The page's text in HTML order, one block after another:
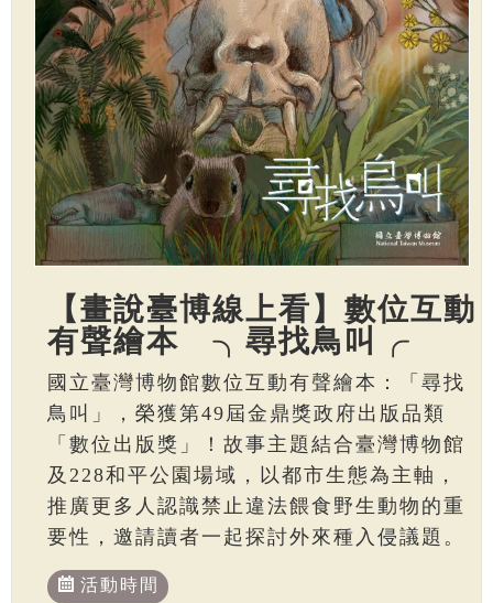
【畫說臺博線上看】數位互動
有聲繪本 ╮尋找鳥叫╭
國立臺灣博物館數位互動有聲繪本：「尋找
鳥叫」，榮獲第49屆金鼎獎政府出版品類
「數位出版獎」！故事主題結合臺灣博物館
及228和平公園場域，以都市生態為主軸，
推廣更多人認識禁止違法餵食野生動物的重
要性，邀請讀者一起探討外來種入侵議題。
活動時間